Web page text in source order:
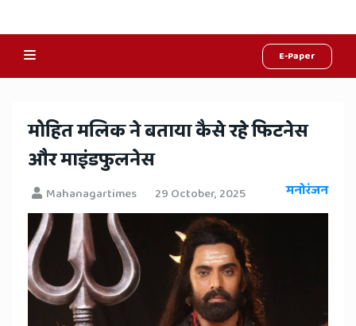
E-Paper
Hindi
News,
Hindi
Samachar,
Jaipur
Rajasthan
News
​मोहित मलिक ने बताया कैसे रहे फिटनेस
और माइंडफुलनेस
Mahanagartimes 29 October, 2025 मनोरंजन